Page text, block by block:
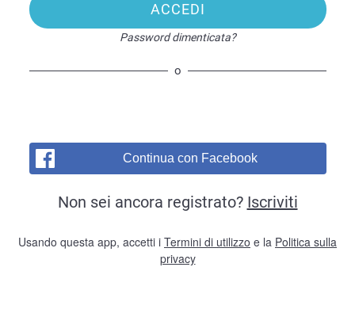
ACCEDI
Password dimenticata?
o
Continua con Facebook
Non sei ancora registrato? Iscriviti
Usando questa app, accetti i Termini di utilizzo e la Politica sulla
privacy